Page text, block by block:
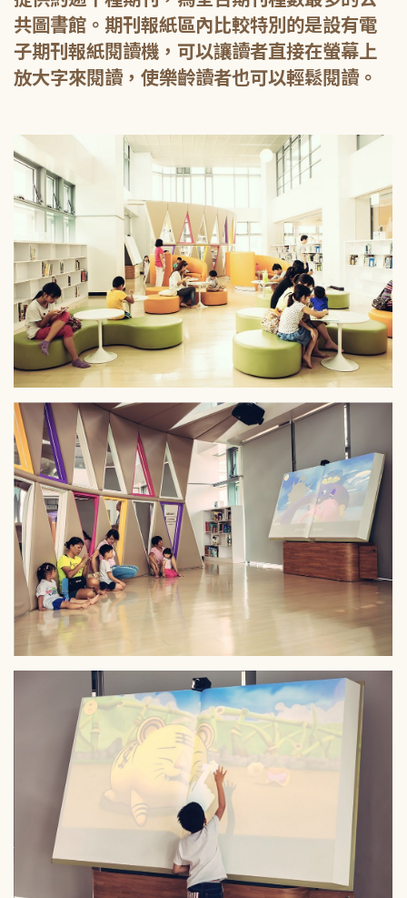
共圖書館。期刊報紙區內比較特別的是設有電
子期刊報紙閱讀機，可以讓讀者直接在螢幕上
放大字來閱讀，使樂齡讀者也可以輕鬆閱讀。